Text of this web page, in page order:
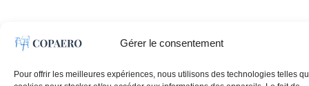
Gérer le consentement
Pour offrir les meilleures expériences, nous utilisons des technologies telles